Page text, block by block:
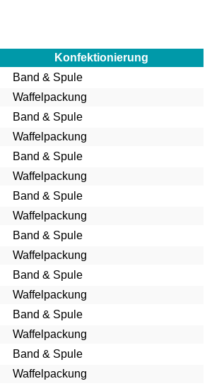
Konfektionierung
Band & Spule
Waffelpackung
Band & Spule
Waffelpackung
Band & Spule
Waffelpackung
Band & Spule
Waffelpackung
Band & Spule
Waffelpackung
Band & Spule
Waffelpackung
Band & Spule
Waffelpackung
Band & Spule
Waffelpackung